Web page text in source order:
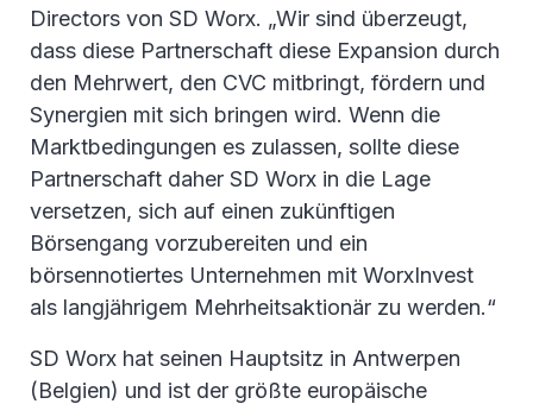
Directors von SD Worx. „Wir sind überzeugt,
dass diese Partnerschaft diese Expansion durch
den Mehrwert, den CVC mitbringt, fördern und
Synergien mit sich bringen wird. Wenn die
Marktbedingungen es zulassen, sollte diese
Partnerschaft daher SD Worx in die Lage
versetzen, sich auf einen zukünftigen
Börsengang vorzubereiten und ein
börsennotiertes Unternehmen mit WorxInvest
als langjährigem Mehrheitsaktionär zu werden.“
SD Worx hat seinen Hauptsitz in Antwerpen
(Belgien) und ist der größte europäische